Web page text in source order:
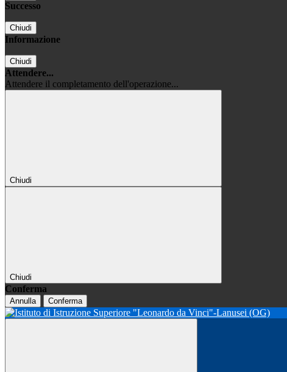
Successo
Chiudi
Informazione
Chiudi
Attendere...
Attendere il completamento dell'operazione...
Chiudi
Chiudi
Conferma
Annulla Conferma